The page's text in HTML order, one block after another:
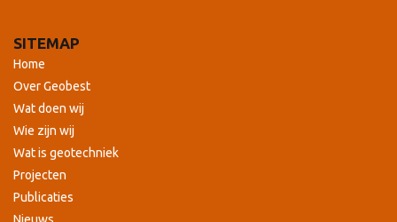
SITEMAP
Home
Over Geobest
Wat doen wij
Wie zijn wij
Wat is geotechniek
Projecten
Publicaties